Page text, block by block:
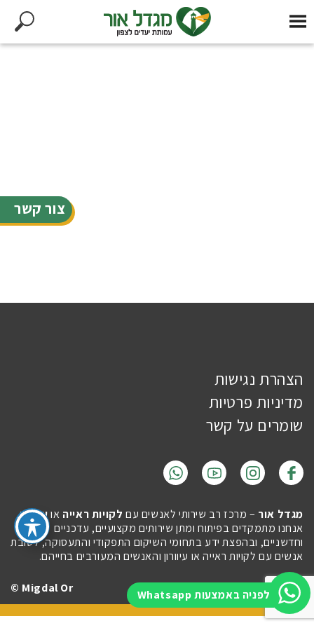
צור קשר
לפניה באמצעות Whatsapp
הצהרת נגישות
מדיניות פרטיות
שומרים על קשר
מגדל אור – מרכז רב שירותי לאנשים עם לקויות ראייה אועיוורון.
אנחנו מתמקדים בפיתוח ומתן שירותים מקצועיים, עדכניים
וחדשניים, ובהפצת ידע בתחומי השיקום התפקודי והתעסוקה, לטובת
אנשים עם לקויות ראייה או עיוורון והאנשים המעורבים בחייהם.
Imaginet
Migdal Or ©